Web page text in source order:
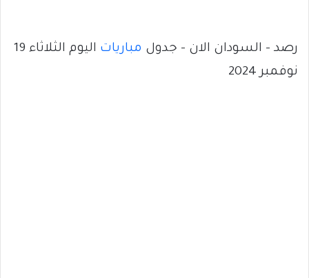
رصد – السودان الان – جدول مباريات
اليوم الثلاثاء 19
نوفمبر 2024